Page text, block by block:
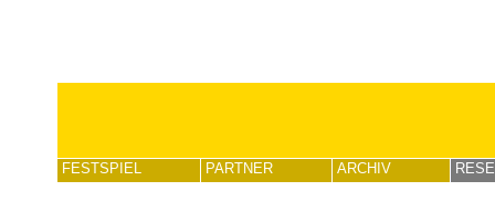
FESTSPIEL PARTNER ARCHIV